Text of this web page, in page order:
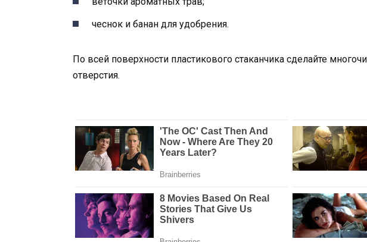
чеснок и банан для удобрения.
По всей поверхности пластикового стаканчика сделайте
отверстия.